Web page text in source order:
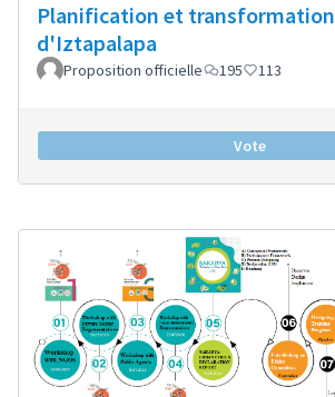
Planification et transformation
d'Iztapalapa
Proposition officielle 195 113
Vote